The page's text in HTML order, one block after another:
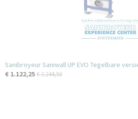
Sanibroyeur Saniwall UP EVO Tegelbare
€ 1.122,25€ 2.244,50